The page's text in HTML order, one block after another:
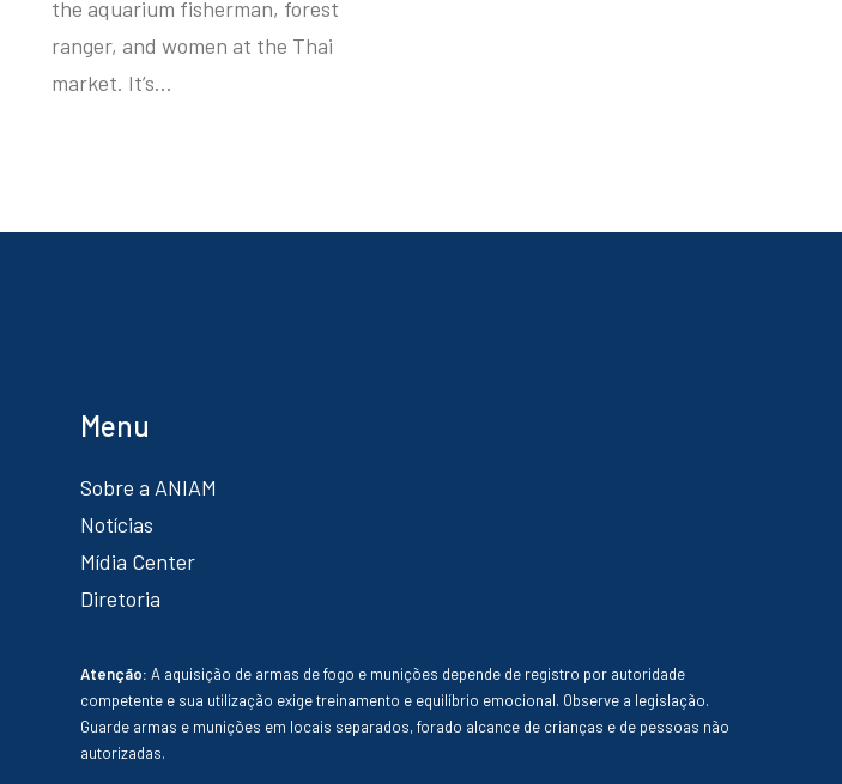
the aquarium fisherman, forest
ranger, and women at the Thai
market. It’s…
Menu
Sobre a ANIAM
Notícias
Mídia Center
Diretoria
Atenção: A aquisição de armas de fogo e munições depende de registro por autoridade
competente e sua utilização exige treinamento e equilíbrio emocional. Observe a legislação.
Guarde armas e munições em locais separados, forado alcance de crianças e de pessoas não
autorizadas.